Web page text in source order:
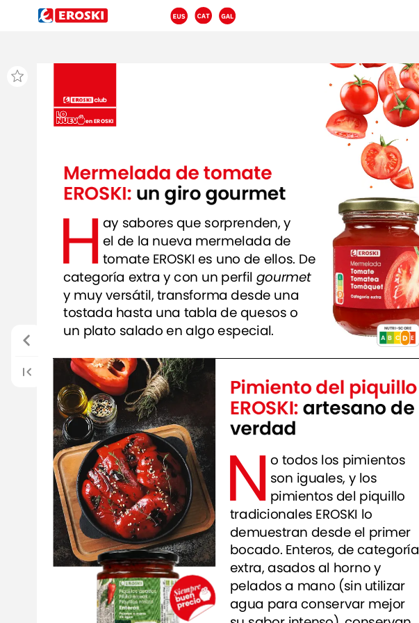
Mermelada detomate
EROSKI: un girogourmet
Pimientodel piquillo
EROSKI:artesanode
verdad
N o todos los pimientos
son iguales, y los
pimientosdel piquillo
tradicionales EROSKI lo
demuestran desde el primer
bocado. Enteros, decategoría
extra,asados al hornoy
peladosa mano (sin utilizar
agua para conservar mejor
enEROSKI
H ay sabores que sorprenden,y
el de la nueva mermelada de
tomate EROSKI es uno de ellos. De
categoría extra ycon un perfil gourmet
y muyversátil, transforma desde una
tostada hasta una tabla de quesoso
un plato saladoenalgoespecial. A B E
C
NUTRI-SCORE
D